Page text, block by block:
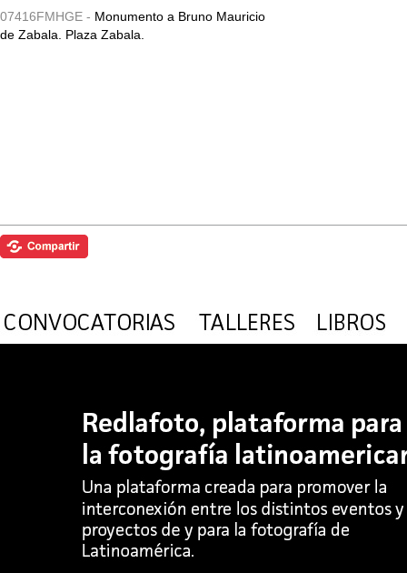
07416FMHGE - Monumento a Bruno Mauricio
de Zabala. Plaza Zabala.